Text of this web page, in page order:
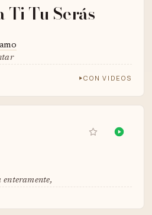
Ti Tu Serás
CON VIDEOS
enteramente,